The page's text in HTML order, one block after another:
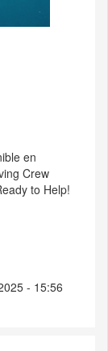
en
Crew
to Help!
- 15:56